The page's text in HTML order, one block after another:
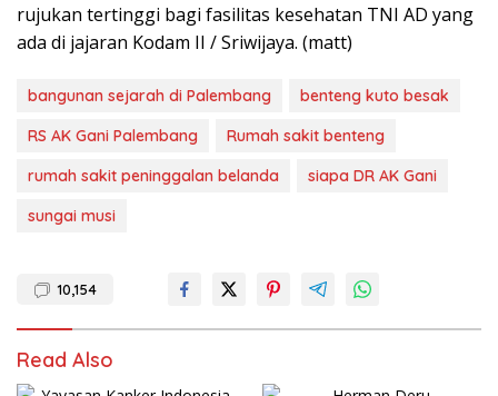
rujukan tertinggi bagi fasilitas kesehatan TNI AD yang
ada di jajaran Kodam II / Sriwijaya. (matt)
bangunan sejarah di Palembang
benteng kuto besak
RS AK Gani Palembang
Rumah sakit benteng
rumah sakit peninggalan belanda
siapa DR AK Gani
sungai musi
10,154
Read Also